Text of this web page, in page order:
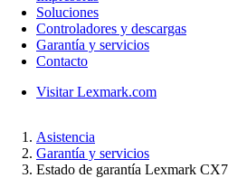
Soluciones
Controladores y descargas
Garantía y servicios
Contacto
Visitar Lexmark.com
Asistencia
Garantía y servicios
Estado de garantía Lexmark